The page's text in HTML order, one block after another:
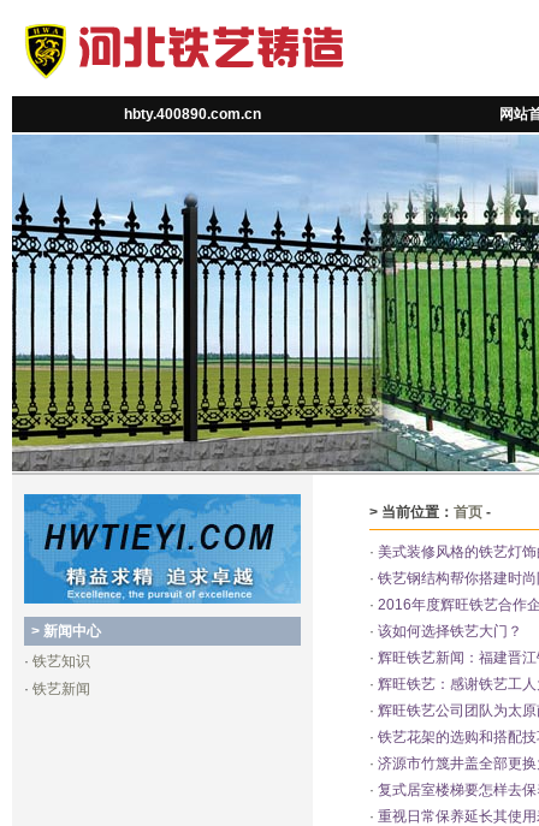
hbty.400890.com.cn 网站
> 新闻中心
· 铁艺知识
· 铁艺新闻
> 当前位置： 首页 -
· 美式装修风格的铁艺灯
· 铁艺钢结构帮你搭建时
· 2016年度辉旺铁艺合作
· 该如何选择铁艺大门？
· 辉旺铁艺新闻：福建晋
· 辉旺铁艺：感谢铁艺工
· 辉旺铁艺公司团队为太
· 铁艺花架的选购和搭配
· 济源市竹篾井盖全部更
· 复式居室楼梯要怎样去
· 重视日常保养延长其使